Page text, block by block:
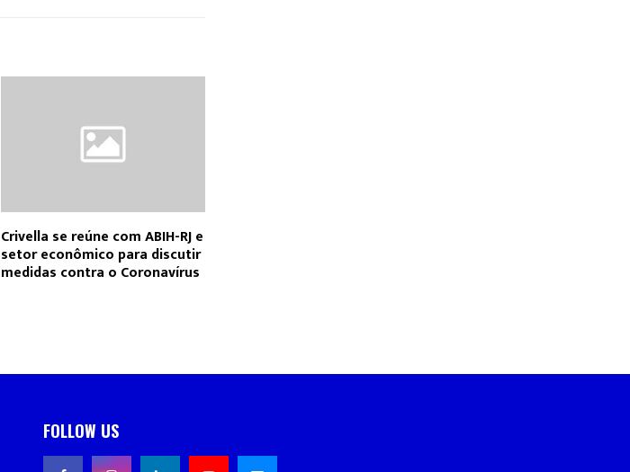
Crivella se reúne com ABIH-RJ e
setor econômico para discutir
medidas contra o Coronavírus
FOLLOW US